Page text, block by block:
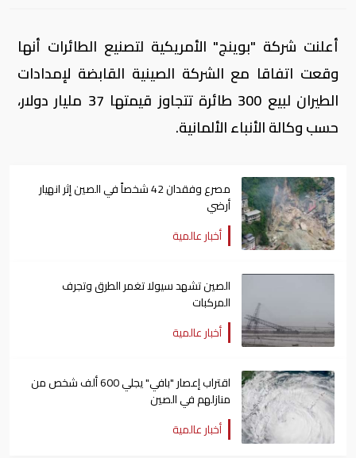
أعلنت شركة "بوينج" الأمريكية لتصنيع الطائرات أنها
وقعت اتفاقا مع الشركة الصينية القابضة لإمدادات
الطيران لبيع 300 طائرة تتجاوز قيمتها 37 مليار دولار،
حسب وكالة الأنباء الألمانية.
مصرع وفقدان 42 شخصاً في الصين إثر انهيار
أرضي
أخبار عالمية
الصين تشهد سيولا تغمر الطرق وتجرف
المركبات
أخبار عالمية
اقتراب إعصار "بافي" يجلي 600 ألف شخص من
منازلهم في الصين
أخبار عالمية